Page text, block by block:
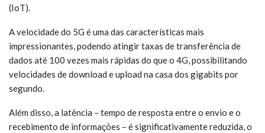
(IoT).
A velocidade do 5G é uma das características mais
impressionantes, podendo atingir taxas de transferência de
dados até 100 vezes mais rápidas do que o 4G, possibilitando
velocidades de download e upload na casa dos gigabits por
segundo.
Além disso, a latência – tempo de resposta entre o envio e o
recebimento de informações – é significativamente reduzida, o